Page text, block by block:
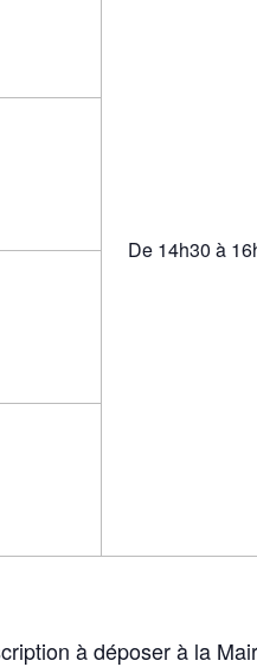
De 14h30 à
à déposer à la